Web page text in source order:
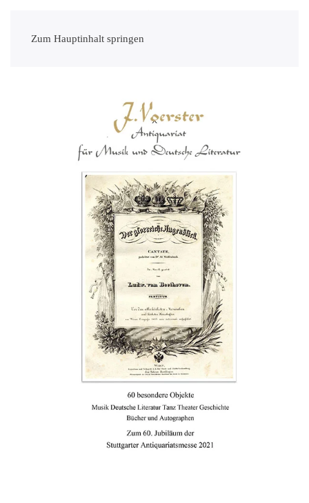
Zum Hauptinhalt springen